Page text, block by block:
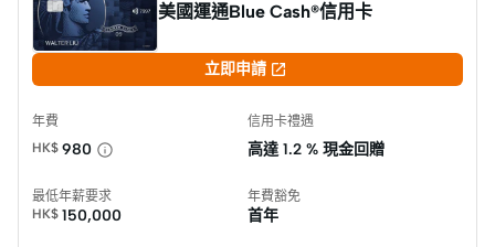
美國運通Blue Cash®信用卡
立即申請 
年費
HK$ 980
信用卡禮遇
高達 1.2 % 現金回贈
最低年薪要求
HK$ 150,000
年費豁免
首年